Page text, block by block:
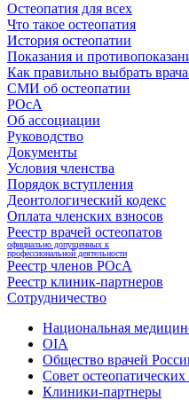
Остеопатия для всех
Что такое остеопатия
История остеопатии
Показания и
Как правильно выбрать
СМИ об остеопатии
РОсА
Об ассоциации
Руководство
Документы
Условия членства
Порядок вступления
Деонтологический кодекс
Оплата членских взносов
Реестр врачей остеопатов
официально допущенных к
профессиональной деятельности
Реестр членов РОсА
Реестр клиник-партнеров
Сотрудничество
Национальная
OIA
Общество врачей
Совет
Клиники-партнеры